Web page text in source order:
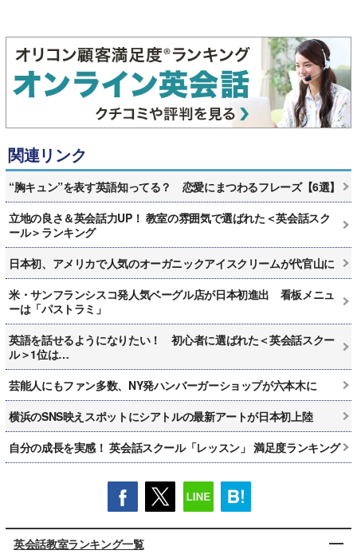
関連リンク
“胸キュン”を表す英語知ってる？ 恋愛にまつわるフレーズ【6選】
立地の良さ＆英会話力UP！ 教室の雰囲気で選ばれた＜英会話スク
ール＞ランキング
日本初、アメリカで人気のオーガニックアイスクリームが代官山に
米・サンフランシスコ発人気ベーグル店が日本初進出 看板メニュ
ーは「パストラミ」
英語を話せるようになりたい！ 初心者に選ばれた＜英会話スクー
ル＞1位は…
芸能人にもファン多数、NY発ハンバーガーショップが六本木に
横浜のSNS映えスポットにシアトルの最新アートが日本初上陸
自分の成長を実感！ 英会話スクール「レッスン」 満足度ランキング
英会話教室ランキング一覧